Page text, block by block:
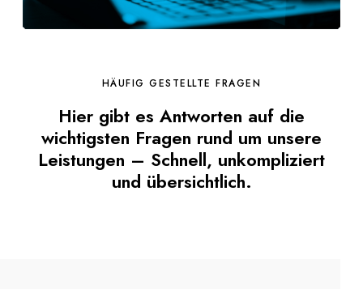
HÄUFIG GESTELLTE FRAGEN
Hier gibt es Antworten auf die
wichtigsten Fragen rund um unsere
Leistungen – Schnell, unkompliziert
und übersichtlich.